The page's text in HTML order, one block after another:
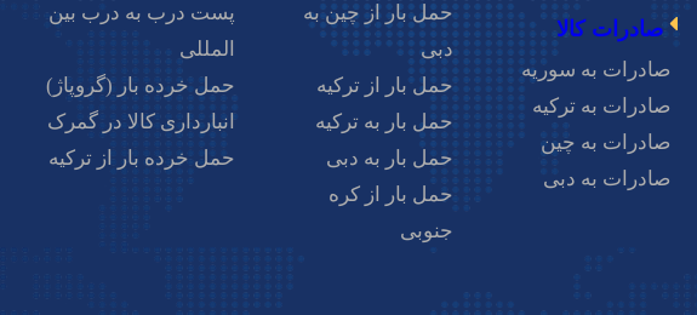
صادرات به سوریه
صادرات به ترکیه
صادرات به چین
صادرات به دبی
صادرات کالا
حمل بار از چین به
دبی
حمل بار از ترکیه
حمل بار به ترکیه
حمل بار به دبی
حمل بار از کره
جنوبی
پست درب به درب بین
المللی
حمل خرده بار (گروپاژ)
انبارداری کالا در گمرک
حمل خرده بار از ترکیه